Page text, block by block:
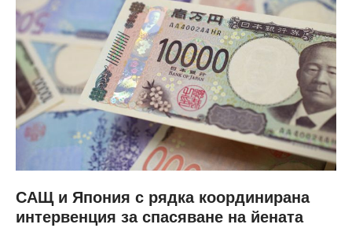
САЩ и Япония с рядка координирана
интервенция за спасяване на йената